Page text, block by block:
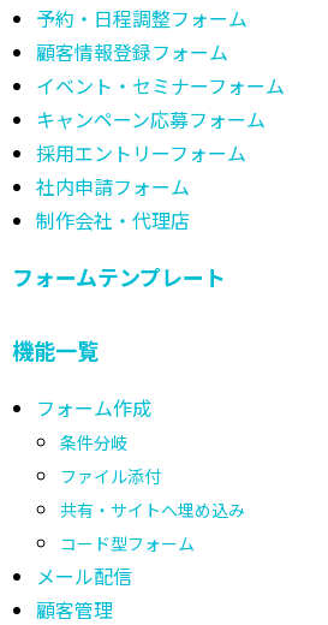
予約・日程調整フォーム
顧客情報登録フォーム
イベント・セミナーフォーム
キャンペーン応募フォーム
採用エントリーフォーム
社内申請フォーム
制作会社・代理店
フォームテンプレート
機能一覧
フォーム作成
条件分岐
ファイル添付
共有・サイトへ埋め込み
コード型フォーム
メール配信
顧客管理